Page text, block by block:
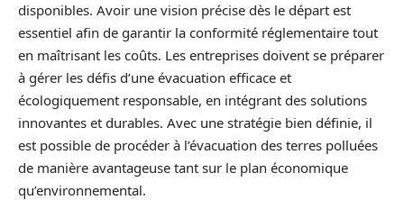
disponibles. Avoir une vision précise dès le départ est
essentiel afin de garantir la conformité réglementaire tout
en maîtrisant les coûts. Les entreprises doivent se préparer
à gérer les défis d’une évacuation efficace et
écologiquement responsable, en intégrant des solutions
innovantes et durables. Avec une stratégie bien définie, il
est possible de procéder à l’évacuation des terres polluées
de manière avantageuse tant sur le plan économique
qu’environnemental.